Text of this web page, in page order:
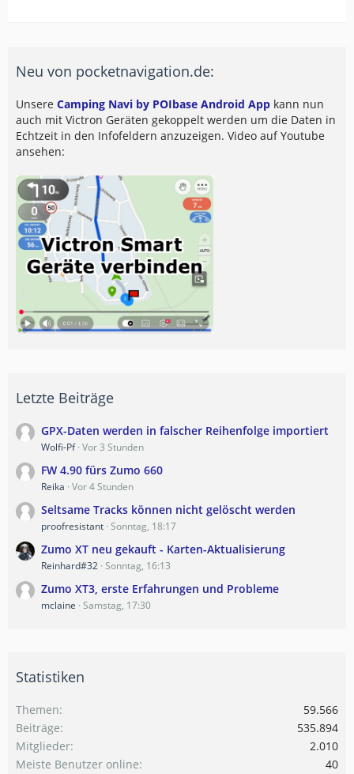
Neu von pocketnavigation.de:
Unsere Camping Navi by POIbase Android App kann nun
auch mit Victron Geräten gekoppelt werden um die Daten in
Echtzeit in den Infofeldern anzuzeigen. Video auf Youtube
ansehen:
Letzte Beiträge
GPX-Daten werden in falscher Reihenfolge importiert
Wolfi-Pf Vor 3 Stunden
FW 4.90 fürs Zumo 660
Reika Vor 4 Stunden
Seltsame Tracks können nicht gelöscht werden
proofresistant Sonntag, 18:17
Zumo XT neu gekauft - Karten-Aktualisierung
Reinhard#32 Sonntag, 16:13
Zumo XT3, erste Erfahrungen und Probleme
mclaine Samstag, 17:30
Statistiken
Themen
59.566
Beiträge
535.894
Mitglieder
2.010
Meiste Benutzer online
40